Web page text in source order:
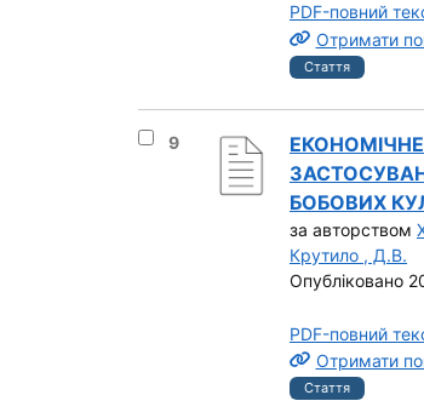
PDF-повний
Отримати
Стаття
Вибрати результат під номером
9
БОБОВИХ
за авторством
Крутило , Д.В.
Опубліковано
PDF-повний
Отримати
Стаття